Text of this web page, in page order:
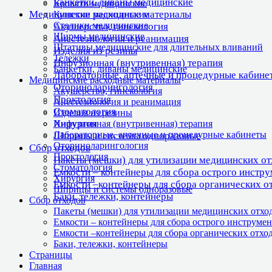
Медицинские расходные материалы
Акушерство, гинекология
Анестезиология и реанимация
Изделия из резины
Инфузионная (внутривенная) терапия
Лабораторные, аптечные и процедурные
Оториноларингология
Проктология
Стоматология
Хирургия
Шприцы и системы одноразовые
Сбор отходов
Пакеты (мешки) для утилизации медицинских
Емкости – контейнеры для сбора острого
Емкости –контейнеры для сбора органических
Баки, тележки, контейнеры
Кровати медицинские
Кушетки медицинские
Столики медицинские
Ширмы медицинские
Штативы медицинские для длительных вливаний
Тележки
Банкетки, диваны медицинские
Медицинские расходные материалы
Акушерство, гинекология
Анестезиология и реанимация
Изделия из резины
Инфузионная (внутривенная) терапия
Лабораторные, аптечные и процедурные кабинеты
Оториноларингология
Проктология
Стоматология
Хирургия
Шприцы и системы одноразовые
Сбор отходов
Пакеты (мешки) для утилизации медицинских
Емкости – контейнеры для сбора острого
Емкости –контейнеры для сбора органических
Баки, тележки, контейнеры
Страницы
Главная